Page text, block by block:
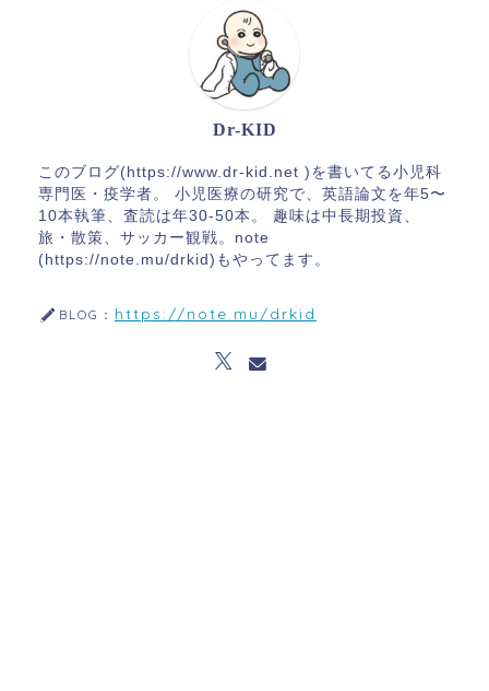
Dr-KID
このブログ(https://www.dr-kid.net )を書いてる小児科
専門医・疫学者。 小児医療の研究で、英語論文を年5〜
10本執筆、査読は年30-50本。 趣味は中長期投資、
旅・散策、サッカー観戦。note
(https://note.mu/drkid)もやってます。
BLOG： https://note.mu/drkid